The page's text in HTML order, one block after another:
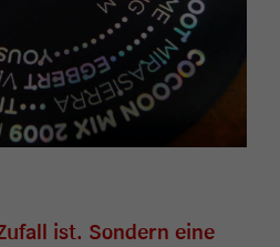
ist. Sondern eine